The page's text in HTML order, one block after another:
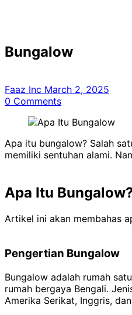
Bungalow
Faaz Inc March 2, 2025
0 Comments
Apa itu bungalow? Salah
memiliki sentuhan alami.
Apa Itu
Artikel ini akan membahas
Pengertian Bungalow
Bungalow adalah rumah
rumah bergaya Bengali.
Amerika Serikat, Inggris,